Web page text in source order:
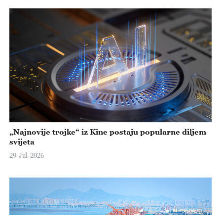
„Najnovije trojke“ iz Kine postaju popularne diljem
svijeta
29-Jul-2026